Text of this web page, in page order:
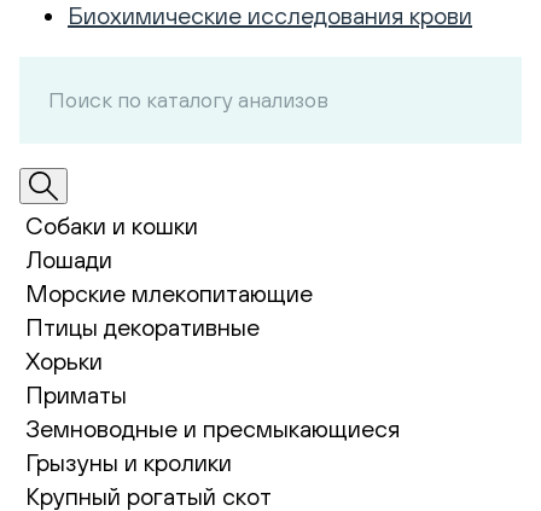
Биохимические исследования крови
Собаки и кошки
Лошади
Морские млекопитающие
Птицы декоративные
Хорьки
Приматы
Земноводные и пресмыкающиеся
Грызуны и кролики
Крупный рогатый скот